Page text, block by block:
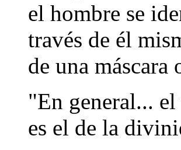
el hombre se
través de él
de una
"En general...
es el de la